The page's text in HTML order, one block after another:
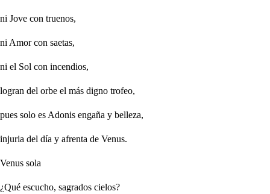
ni Jove con truenos,
ni Amor con saetas,
ni el Sol con incendios,
logran del orbe el más digno trofeo,
pues solo es Adonis engaña y belleza,
injuria del día y afrenta de Venus.
Venus sola
¿Qué escucho, sagrados cielos?